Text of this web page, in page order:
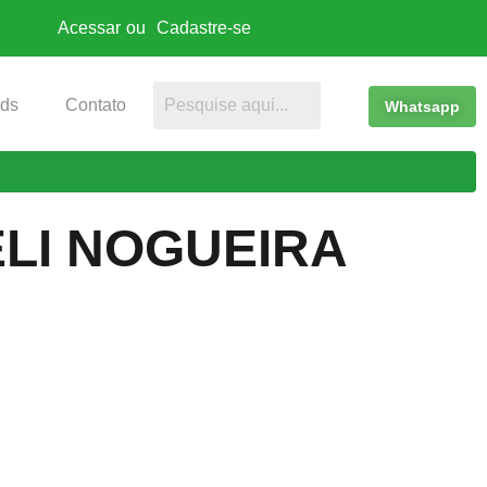
Acessar ou Cadastre-se
Contato Whatsapp
NOGUEIRA